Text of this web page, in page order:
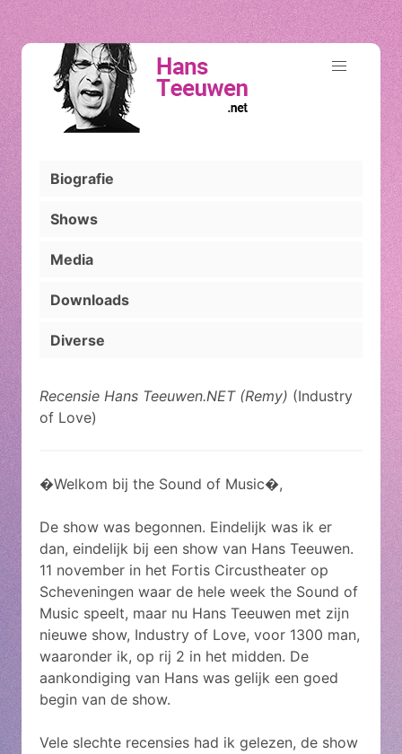
Biografie
Shows
Media
Downloads
Diverse
Recensie Hans Teeuwen.NET (Remy) (Industry
of Love)
�Welkom bij the Sound of Music�,
De show was begonnen. Eindelijk was ik er
dan, eindelijk bij een show van Hans Teeuwen.
11 november in het Fortis Circustheater op
Scheveningen waar de hele week the Sound of
Music speelt, maar nu Hans Teeuwen met zijn
nieuwe show, Industry of Love, voor 1300 man,
waaronder ik, op rij 2 in het midden. De
aankondiging van Hans was gelijk een goed
begin van de show.
Vele slechte recensies had ik gelezen, de show